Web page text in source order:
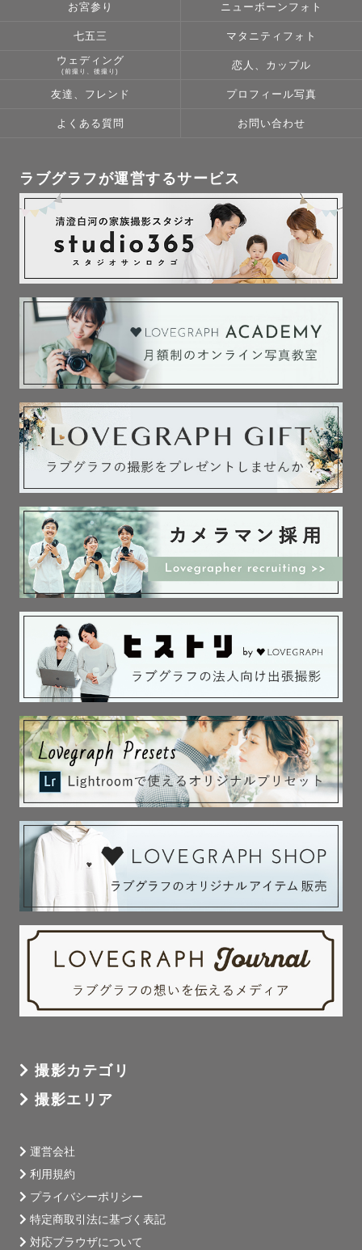
お宮参り ニューボーンフォト
七五三 マタニティフォト
ウェディング
(前撮り、後撮り)
恋人、カップル
友達、フレンド プロフィール写真
よくある質問 お問い合わせ
ラブグラフが運営するサービス
撮影カテゴリ
撮影エリア
運営会社
利用規約
プライバシーポリシー
特定商取引法に基づく表記
対応ブラウザについて